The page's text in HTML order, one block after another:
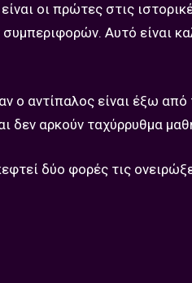
οι πρώτες στις
Αυτό είναι
ο αντίπαλος είναι έξω
δεν αρκούν ταχύρρυθμα
δύο φορές τις